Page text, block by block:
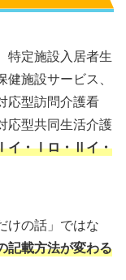
特定施設入居者生
施設サービス、
応型訪問介護看
応型共同生活介護
Ⅰイ・Ⅰロ・Ⅱイ・
けの話」ではな
記載方法が変わる